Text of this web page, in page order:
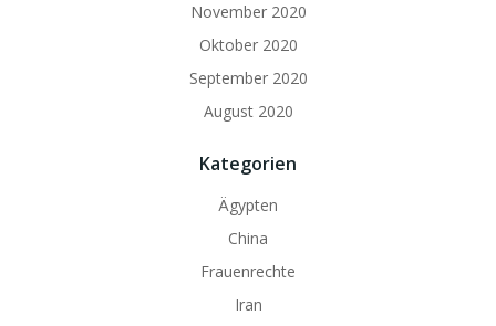
November 2020
Oktober 2020
September 2020
August 2020
Kategorien
Ägypten
China
Frauenrechte
Iran